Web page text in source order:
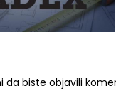
da biste objavili